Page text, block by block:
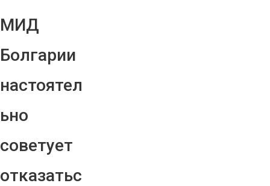
МИД
Болгарии
настоятел
ьно
советует
отказатьс